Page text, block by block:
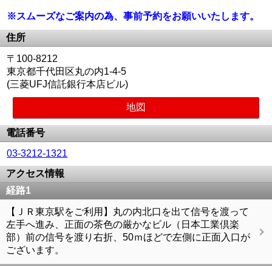
※スムーズなご案内の為、事前予約をお願いいたします。
住所
〒100-8212
東京都千代田区丸の内1-4-5
(三菱UFJ信託銀行本店ビル)
地図
電話番号
03-3212-1321
アクセス情報
経路1
【ＪＲ東京駅をご利用】丸の内北口を出て信号を渡って
左手へ進み、正面の茶色の厳かなビル（日本工業倶楽
部）前の信号を渡り右折、50ｍほどで左側に正面入口が
ございます。